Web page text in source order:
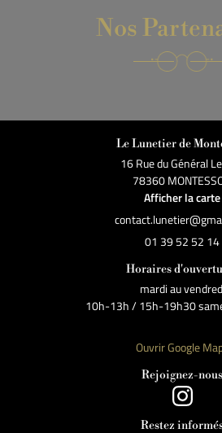
Nos
Le Lunetier de
16 Rue du Général
78360
Afficher la carte
01 39 52 52 14
Horaires
mardi au
10h-13h / 15h-19h30
Ouvrir Google
Rejoignez-nous
Restez